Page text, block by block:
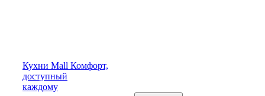
Кухни Mall Комфорт,
доступный
каждому